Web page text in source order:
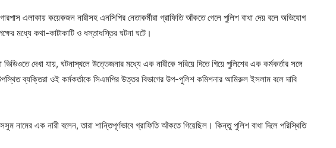
এলাকায় কয়েকজন নারীসহ এনসিপির নেতাকর্মীরা গ্রাফিতি আঁকতে গেলে পুলিশ বাধা দেয় বলে অভিযোগ
মধ্যে কথা-কাটাকাটি ও ধস্তাধস্তির ঘটনা ঘটে।
দেখা যায়, ঘটনাস্থলে উত্তেজনার মধ্যে এক নারীকে সরিয়ে দিতে গিয়ে পুলিশের এক কর্মকর্তার সঙ্গে
ব্যক্তিরা ওই কর্মকর্তাকে সিএমপির উত্তর বিভাগের উপ-পুলিশ কমিশনার আমিরুল ইসলাম বলে দাবি
নামের এক নারী বলেন, তারা শান্তিপূর্ণভাবে গ্রাফিতি আঁকতে গিয়েছিল। কিন্তু পুলিশ বাধা দিলে পরিস্থিতি